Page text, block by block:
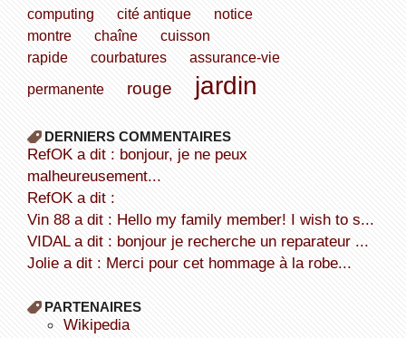
computing
cité antique
notice
montre
chaîne
cuisson
rapide
courbatures
assurance-vie
permanente
rouge jardin
DERNIERS COMMENTAIRES
refOK a dit : bonjour, je ne peux
malheureusement...
refOK a dit :
Vin 88 a dit : Hello my family member! I wish to s...
VIDAL a dit : bonjour je recherche un reparateur ...
Jolie a dit : Merci pour cet hommage à la robe...
PARTENAIRES
wikipedia